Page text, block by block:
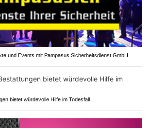
und Events mit Pampasus Sicherheitsdienst GmbH
bietet würdevolle Hilfe im Todesfall